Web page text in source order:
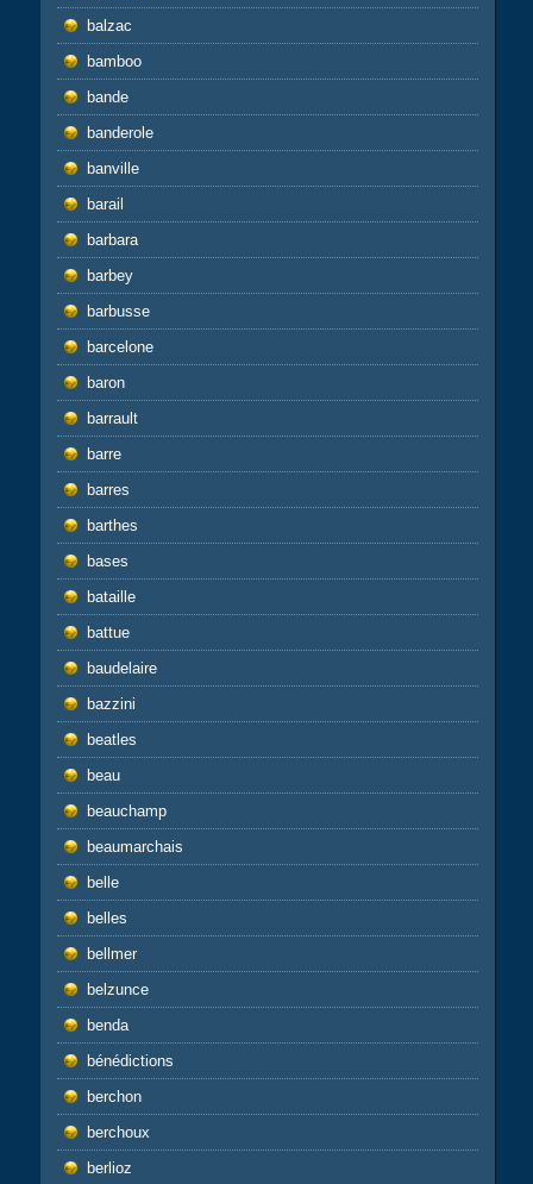
balzac
bamboo
bande
banderole
banville
barail
barbara
barbey
barbusse
barcelone
baron
barrault
barre
barres
barthes
bases
bataille
battue
baudelaire
bazzini
beatles
beau
beauchamp
beaumarchais
belle
belles
bellmer
belzunce
benda
bénédictions
berchon
berchoux
berlioz